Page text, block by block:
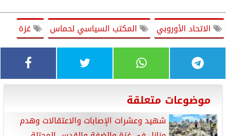
الاتحاد الأوروبي المكتب السياسي لحماس غزة
موضوعات متعلقة
شهيد وعشرات الإصابات والاعتقالات وهدم